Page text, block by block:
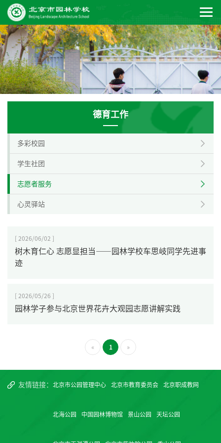
德育工作
多彩校园
学生社团
志愿者服务
心灵驿站
[ 2026/06/02 ]
树木育仁心 志愿显担当——园林学校车思岐同学先进事
迹
[ 2026/05/26 ]
园林学子参与北京世界花卉大观园志愿讲解实践
« 1 »
友情链接： 北京市公园管理中心 北京市教育委员会 北京职成教网
北海公园 中国园林博物馆 景山公园 天坛公园